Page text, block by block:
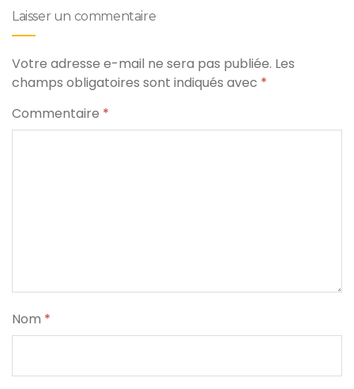
Laisser un commentaire
Votre adresse e-mail ne sera pas publiée. Les
champs obligatoires sont indiqués avec *
Commentaire *
Nom *